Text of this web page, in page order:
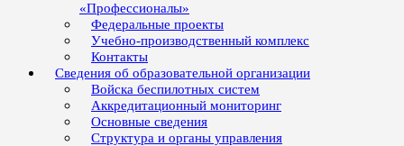
«Профессионалы»
Федеральные проекты
Учебно-производственный комплекс
Контакты
Сведения об образовательной организации
Войска беспилотных систем
Аккредитационный мониторинг
Основные сведения
Структура и органы управления